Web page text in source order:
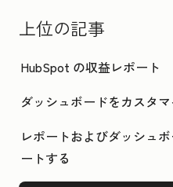
上位の記事
HubSpot の収益レポート
ダッシュボードをカスタ
レポートおよびダッシュ
ートする